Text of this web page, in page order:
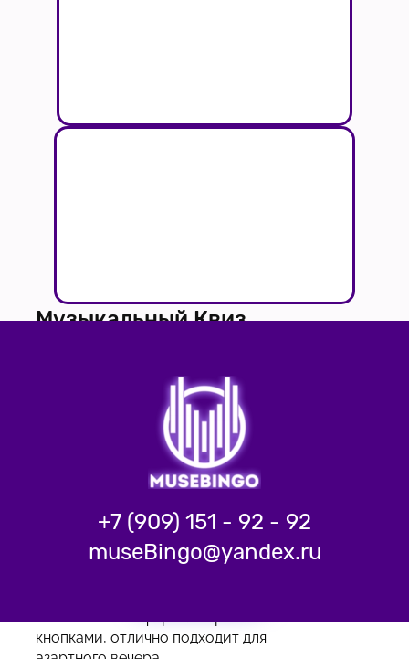
Музыкальный Квиз
Развлекательная музыкальная игра с
элементами тимбилдинга и
интересными заданиями
Подробнее
Подробнее
кнопками, отлично подходит для
+7 (909) 151 - 92 - 92
museBingo@yandex.ru